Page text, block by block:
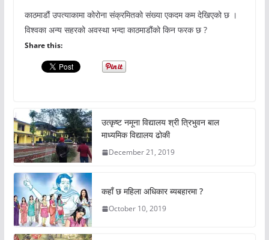
काठमाडौं उपत्याकामा कोरोना संक्रमितको संख्या एकदम कम देखिएको छ ।
विश्वका अन्य सहरको अवस्था भन्दा काठमाडौंको किन फरक छ ?
Share this:
उत्कृष्ट नमूना विद्यालय श्री त्रिभुवन बाल
माध्यमिक विद्यालय ढोकी
December 21, 2019
कहाँ छ महिला अधिकार ब्यबहारमा ?
October 10, 2019